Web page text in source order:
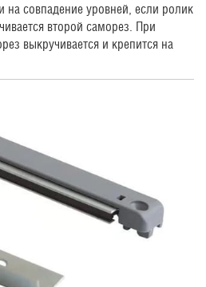
на совпадение уровней, если ролик
второй саморез. При
выкручивается и крепится на